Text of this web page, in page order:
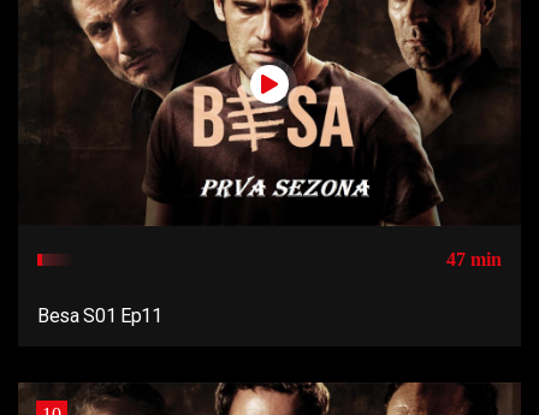
47 min
Besa S01 Ep11